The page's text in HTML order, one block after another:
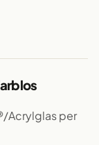
Acrylglas per